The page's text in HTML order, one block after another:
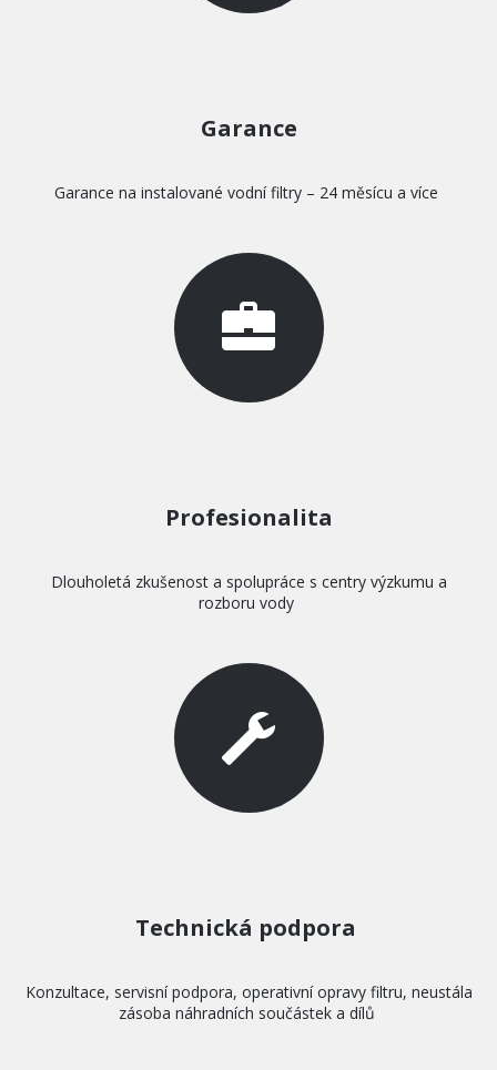
Garance
Garance na instalované vodní filtry – 24 měsícu a více
Profesionalita
Dlouholetá zkušenost a spolupráce s centry výzkumu a
rozboru vody
Technická podpora
Konzultace, servisní podpora, operativní opravy filtru, neustála
zásoba náhradních součástek a dílů